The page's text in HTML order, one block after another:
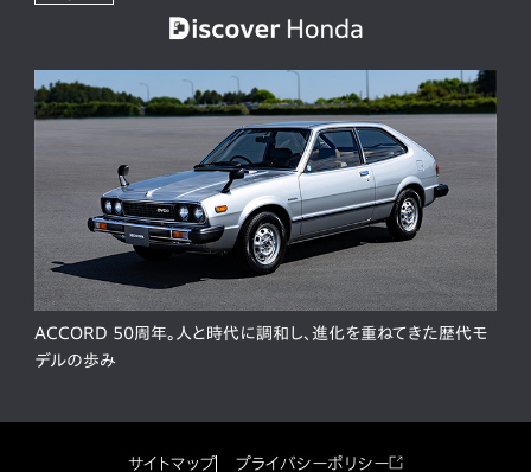
ACCORD 50周年。人と時代に調和し、進化を重ねてきた歴代モ
デルの歩み
サイトマップ プライバシーポリシー